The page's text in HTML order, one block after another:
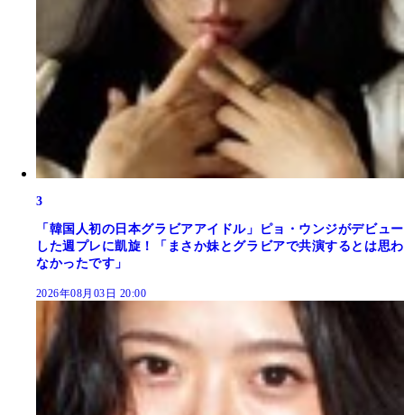
3
「韓国人初の日本グラビアアイドル」ピョ・ウンジがデビュー
した週プレに凱旋！「まさか妹とグラビアで共演するとは思わ
なかったです」
2026年08月03日 20:00